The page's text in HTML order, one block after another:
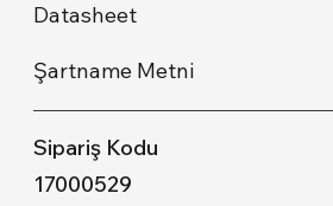
17000529